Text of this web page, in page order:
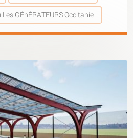
Les GÉnÉRATEURS Occitanie